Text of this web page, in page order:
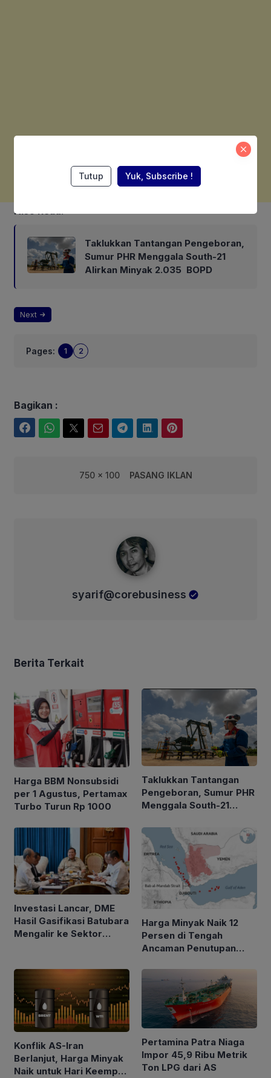
Also Read:
Taklukkan Tantangan Pengeboran,
Sumur PHR Menggala South-21
Alirkan Minyak 2.035 BOPD
Next
Pages: 1 2
Bagikan :
750 x 100 PASANG IKLAN
syarif@corebusiness
Berita Terkait
Harga BBM Nonsubsidi
per 1 Agustus, Pertamax
Turbo Turun Rp 1000
Taklukkan Tantangan
Pengeboran, Sumur PHR
Menggala South-21
BOPD
Investasi Lancar, DME
Hasil Gasifikasi Batubara
Mengalir ke Sektor
Harga Minyak Naik 12
Persen di Tengah
Ancaman Penutupan
Konflik AS-Iran
Berlanjut, Harga Minyak
Naik untuk Hari Keempat
Pertamina Patra Niaga
Impor 45,9 Ribu Metrik
Ton LPG dari AS
Tutup Yuk, Subscribe !